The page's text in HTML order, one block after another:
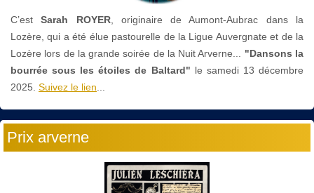
C’estSarah ROYER, originaire de Aumont-Aubrac dans la
Lozère, qui a été élue pastourelle de la Ligue Auvergnate et de la
Lozère lors de la grande soirée de la Nuit Arverne... "Dansons la
bourrée sous les étoiles de Baltard" le samedi 13 décembre
2025. Suivez le lien...
Prix arverne